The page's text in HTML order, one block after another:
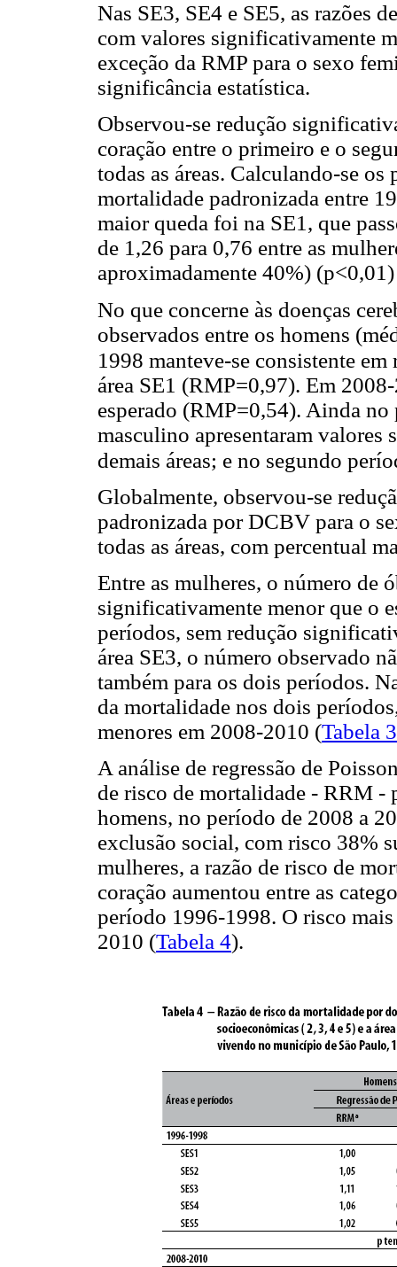
Nas SE3, SE4 e SE5, as razões
com valores significativamente
exceção da RMP para o sexo
significância estatística.
Observou-se redução
coração entre o primeiro e o
todas as áreas. Calculando-se os
mortalidade padronizada entre
maior queda foi na SE1, que
de 1,26 para 0,76 entre as
aproximadamente 40%)
No que concerne às doenças
observados entre os homens
1998 manteve-se consistente
área SE1 (RMP=0,97). Em
esperado (RMP=0,54). Ainda
masculino apresentaram valores
demais áreas; e no segundo
Globalmente, observou-se
padronizada por DCBV para o
todas as áreas, com percentual
Entre as mulheres, o número
significativamente menor que o
períodos, sem redução
área SE3, o número observado
também para os dois períodos.
da mortalidade nos dois
menores em 2008-2010 (Tabela 3
A análise de regressão de
de risco de mortalidade - RRM -
homens, no período de 2008 a
exclusão social, com risco 38%
mulheres, a razão de risco de
coração aumentou entre as
período 1996-1998. O risco
2010 (Tabela 4).